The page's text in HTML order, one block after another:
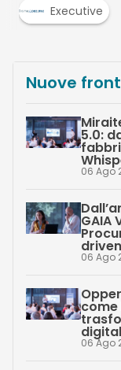
Executive
Nuove
5.0:
06 Ago
GAIA
driven
06 Ago
come
06 Ago